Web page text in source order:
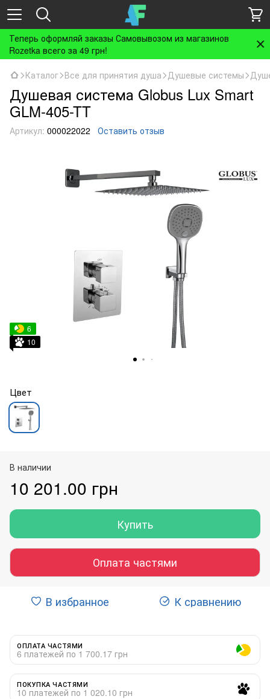
Теперь оформляй заказы Самовывозом из магазинов
Rozetka всего за 49 грн!
Каталог Все для принятия душа Душевые системы
Душевая система Globus Lux Smart
GLM-405-TT
Артикул: 000022022 Оставить отзыв
6
10
Цвет
В наличии
10 201.00 грн
Купить
Оплата частями
В избранное К сравнению
ОПЛАТА ЧАСТЯМИ
6 платежей по 1 700.17 грн
ПОКУПКА ЧАСТЯМИ
10 платежей по 1 020.10 грн